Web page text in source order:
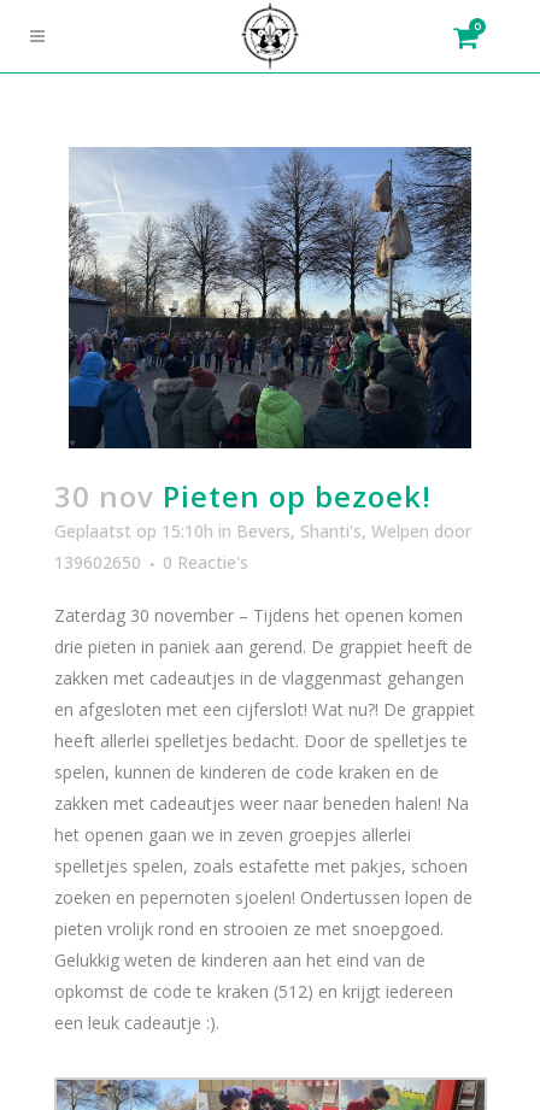
0
30 nov Pieten op bezoek!
Geplaatst op 15:10h in Bevers, Shanti's, Welpen door
139602650
0 Reactie's
Zaterdag 30 november – Tijdens het openen komen
drie pieten in paniek aan gerend. De grappiet heeft de
zakken met cadeautjes in de vlaggenmast gehangen
en afgesloten met een cijferslot! Wat nu?! De grappiet
heeft allerlei spelletjes bedacht. Door de spelletjes te
spelen, kunnen de kinderen de code kraken en de
zakken met cadeautjes weer naar beneden halen! Na
het openen gaan we in zeven groepjes allerlei
spelletjes spelen, zoals estafette met pakjes, schoen
zoeken en pepernoten sjoelen! Ondertussen lopen de
pieten vrolijk rond en strooien ze met snoepgoed.
Gelukkig weten de kinderen aan het eind van de
opkomst de code te kraken (512) en krijgt iedereen
een leuk cadeautje :).